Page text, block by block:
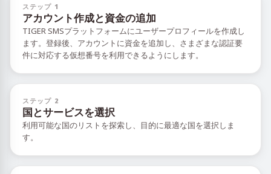
ステップ 1
アカウント作成と資金の追加
TIGER SMSプラットフォームにユーザープロフィールを作成し
ます。登録後、アカウントに資金を追加し、さまざまな認証要
件に対応する仮想番号を利用できるようにします。
ステップ 2
国とサービスを選択
利用可能な国のリストを探索し、目的に最適な国を選択しま
す。